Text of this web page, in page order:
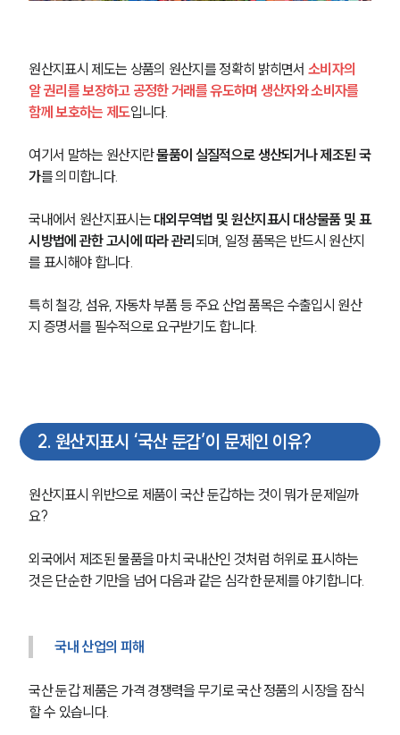
원산지표시 제도는 상품의 원산지를 정확히 밝히면서 소비자의
알 권리를 보장하고 공정한 거래를 유도하며 생산자와 소비자를
함께 보호하는 제도입니다.
여기서 말하는 원산지란 물품이 실질적으로 생산되거나 제조된 국
가를 의미합니다.
국내에서 원산지표시는 대외무역법 및 원산지표시 대상물품 및 표
시방법에 관한 고시에 따라 관리 되며, 일정 품목은 반드시 원산지
를 표시해야 합니다.
특히 철강, 섬유, 자동차 부품 등 주요 산업 품목은 수출입시 원산
지 증명서를 필수적으로 요구받기도 합니다.
2. 원산지표시 ‘국산 둔갑’이 문제인 이유?
원산지표시 위반으로 제품이 국산 둔갑하는 것이 뭐가 문제일까
요?
외국에서 제조된 물품을 마치 국내산인 것처럼 허위로 표시하는
것은 단순한 기만을 넘어 다음과 같은 심각한 문제를 야기합니다.
국내 산업의 피해
국산 둔갑 제품은 가격 경쟁력을 무기로 국산 정품의 시장을 잠식
할 수 있습니다.